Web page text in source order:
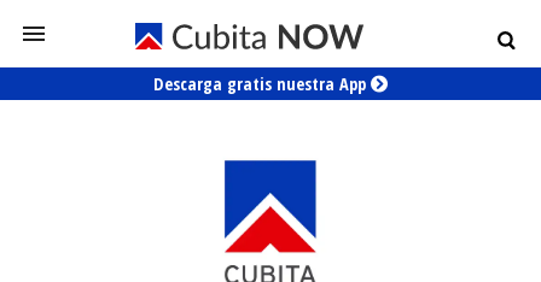
Descarga gratis nuestra App